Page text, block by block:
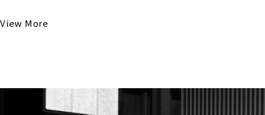
View More